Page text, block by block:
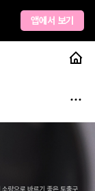
앱에서 보기